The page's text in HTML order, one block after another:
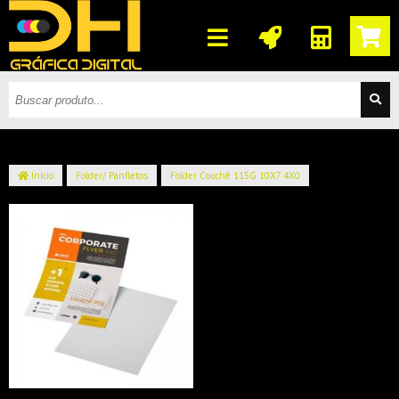
Início Folder/ Panfletos Folder Couchê 115G 10X7 4X0